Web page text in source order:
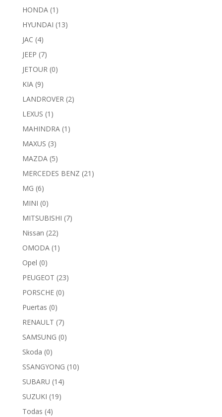
HONDA (1)
HYUNDAI (13)
JAC (4)
JEEP (7)
JETOUR (0)
KIA (9)
LANDROVER (2)
LEXUS (1)
MAHINDRA (1)
MAXUS (3)
MAZDA (5)
MERCEDES BENZ (21)
MG (6)
MINI (0)
MITSUBISHI (7)
Nissan (22)
OMODA (1)
Opel (0)
PEUGEOT (23)
PORSCHE (0)
Puertas (0)
RENAULT (7)
SAMSUNG (0)
Skoda (0)
SSANGYONG (10)
SUBARU (14)
SUZUKI (19)
Todas (4)